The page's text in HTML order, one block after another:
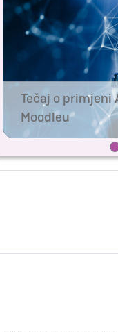
Tečaj o primjeni
Moodleu